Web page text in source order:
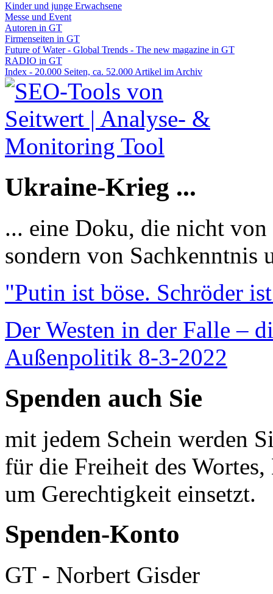
Kinder und junge Erwachsene
Messe und Event
Autoren in GT
Firmenseiten in GT
Future of Water - Global Trends - The new magazine in GT
RADIO in GT
Index - 20.000 Seiten, ca. 52.000 Artikel im Archiv
Ukraine-Krieg ...
... eine Doku, die nicht
sondern von Sachkenntnis
"Putin ist böse. Schröder
Der Westen in der Falle –
Außenpolitik 8-3-2022
Spenden auch Sie
mit jedem Schein werden
für die Freiheit des
um Gerechtigkeit einsetzt.
Spenden-Konto
GT - Norbert Gisder